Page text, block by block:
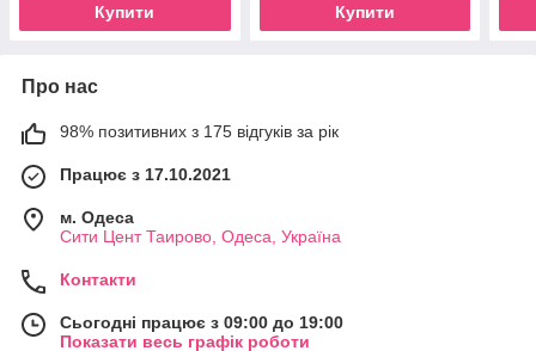
Купити Купити
Про нас
98% позитивних з 175 відгуків за рік
Працює з 17.10.2021
м. Одеса
Сити Цент Таирово, Одеса, Україна
Контакти
Сьогодні працює з 09:00 до 19:00
Показати весь графік роботи